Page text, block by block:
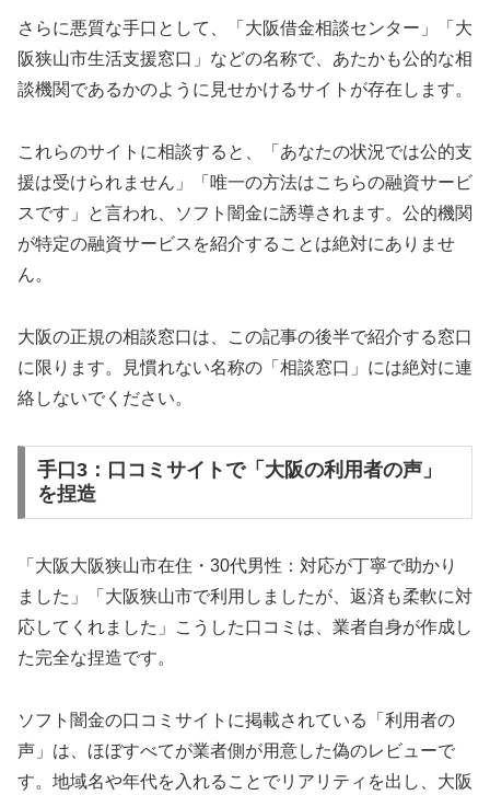
さらに悪質な手口として、「大阪借金相談センター」「大
阪狭山市生活支援窓口」などの名称で、あたかも公的な相
談機関であるかのように見せかけるサイトが存在します。
これらのサイトに相談すると、「あなたの状況では公的支
援は受けられません」「唯一の方法はこちらの融資サービ
スです」と言われ、ソフト闇金に誘導されます。公的機関
が特定の融資サービスを紹介することは絶対にありませ
ん。
大阪の正規の相談窓口は、この記事の後半で紹介する窓口
に限ります。見慣れない名称の「相談窓口」には絶対に連
絡しないでください。
手口3：口コミサイトで「大阪の利用者の声」
を捏造
「大阪大阪狭山市在住・30代男性：対応が丁寧で助かり
ました」「大阪狭山市で利用しましたが、返済も柔軟に対
応してくれました」こうした口コミは、業者自身が作成し
た完全な捏造です。
ソフト闇金の口コミサイトに掲載されている「利用者の
声」は、ほぼすべてが業者側が用意した偽のレビューで
す。地域名や年代を入れることでリアリティを出し、大阪